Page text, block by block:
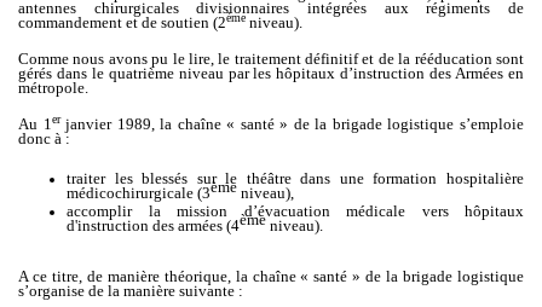
antennes chirurgicales divisionnaires intégrées aux régiments de
commandement et de soutien (2ème niveau).
Comme nous avons pu le lire, le traitement définitif et de la rééducation sont
gérés dans le quatrième niveau par les hôpitaux d’instruction des Armées en
métropole.
Au 1 erjanvier 1989, la chaîne « santé » de la brigade logistique s’emploie
donc à :
traiter les blessés sur le théâtre dans une formation hospitalière
médicochirurgicale (3ème niveau),
accomplir la mission d’évacuation médicale vers hôpitaux
d'instruction des armées (4ème niveau).
A ce titre, de manière théorique, la chaîne « santé » de la brigade logistique
s’organise de la manière suivante :